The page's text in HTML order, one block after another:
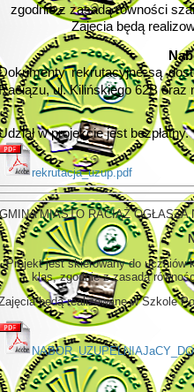
zgodnie z zasadą równości
Zajęcia będą
rekrutacyjne są
Raciążu, ul. Kilińskiego 62B
w projekcie jest bezpłatny.
rekrutacja_uzup.pdf
MIASTO RACIĄŻ OGŁASZA
Projekt jest skierowany do
klas, zgodnie z zasadą
będą realizowane w Szkole